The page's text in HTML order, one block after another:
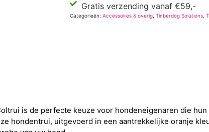
Gratis verzending vanaf €59,-
Categorieën:Accessoires & overig ,Tinberdog Solutions ,
is de perfecte keuze voor hondeneigenaren die
hondentrui, uitgevoerd in een aantrekkelijke oranje